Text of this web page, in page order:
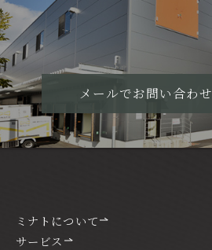
メールでお問い合わせ
ミナトについて
サービス